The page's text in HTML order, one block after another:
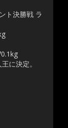
ト決勝戦 ラ
に決定。